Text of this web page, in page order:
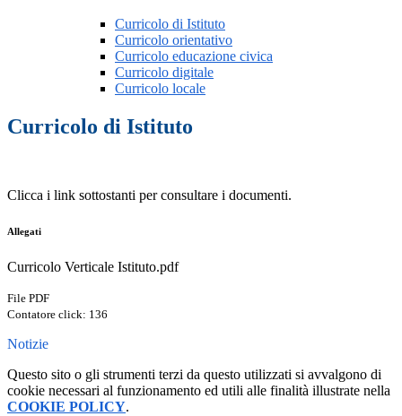
Curricolo di Istituto
Curricolo orientativo
Curricolo educazione civica
Curricolo digitale
Curricolo locale
Curricolo di Istituto
Clicca i link sottostanti per consultare i documenti.
Allegati
Curricolo Verticale Istituto.pdf
File PDF
Contatore click: 136
Notizie
Questo sito o gli strumenti terzi da questo utilizzati si avvalgono di
cookie necessari al funzionamento ed utili alle finalità illustrate nella
COOKIE POLICY.